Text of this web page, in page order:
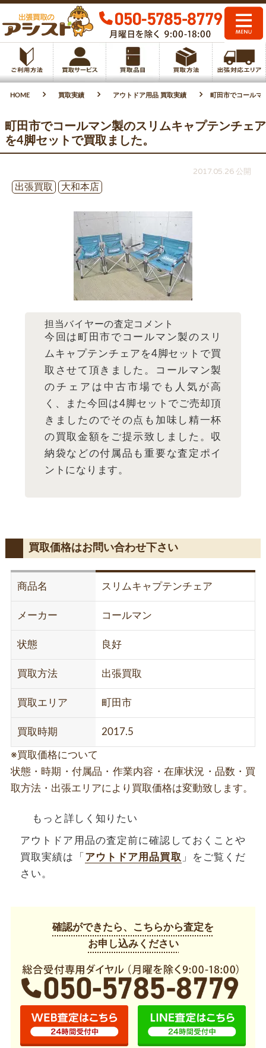
HOME 買取実績 アウトドア用品 買取実績 町田市でコールマ
町田市でコールマン製のスリムキャプテンチェア
を4脚セットで買取ました。
2017.05.26 公開
出張買取
大和本店
担当バイヤーの査定コメント
今回は町田市でコールマン製のスリ
ムキャプテンチェアを4脚セットで買
取させて頂きました。コールマン製
のチェアは中古市場でも人気が高
く、また今回は4脚セットでご売却頂
きましたのでその点も加味し精一杯
の買取金額をご提示致しました。収
納袋などの付属品も重要な査定ポイ
ントになります。
買取価格はお問い合わせ下さい
商品名 スリムキャプテンチェア
メーカー コールマン
状態 良好
買取方法 出張買取
買取エリア 町田市
買取時期 2017.5
※買取価格について
状態・時期・付属品・作業内容・在庫状況・品数・買
取方法・出張エリアにより買取価格は変動致します。
もっと詳しく知りたい
アウトドア用品の査定前に確認しておくことや
買取実績は「 アウトドア用品買取 」をご覧くだ
さい。
確認ができたら、こちらから査定を
お申し込みください